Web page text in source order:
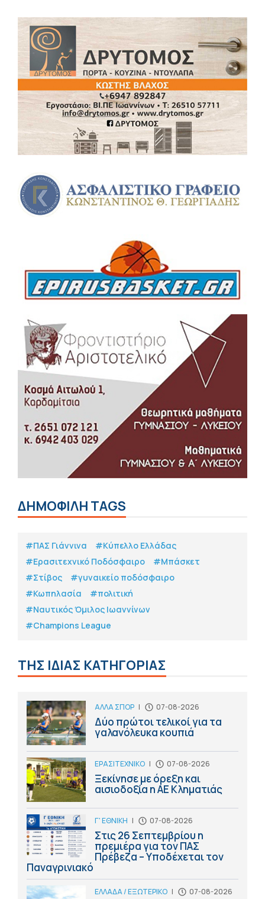
ΔΗΜΟΦΙΛΗ TAGS
#ΠΑΣ Γιάννινα
#Κύπελλο Ελλάδας
#Eρασιτεχνικό Ποδόσφαιρο
#Μπάσκετ
#Στίβος
#γυναικείο ποδόσφαιρο
#Κωπηλασία
#πολιτική
#Ναυτικός Όμιλος Ιωαννίνων
#Champions League
ΤΗΣ ΙΔΙΑΣ ΚΑΤΗΓΟΡΙΑΣ
ΑΛΛΑ ΣΠΟΡ | 07-08-2026
Δύο πρώτοι τελικοί για τα
γαλανόλευκα κουπιά
ΕΡΑΣΙΤΕΧΝΙΚΟ | 07-08-2026
Ξεκίνησε με όρεξη και
αισιοδοξία η ΑΕ Κληματιάς
Γ' ΕΘΝΙΚΗ | 07-08-2026
Στις 26 Σεπτεμβρίου η
πρεμιέρα για τον ΠΑΣ
Πρέβεζα – Υποδέχεται τον
Παναγρινιακό
ΕΛΛΑΔΑ / ΕΞΩΤΕΡΙΚΟ | 07-08-2026